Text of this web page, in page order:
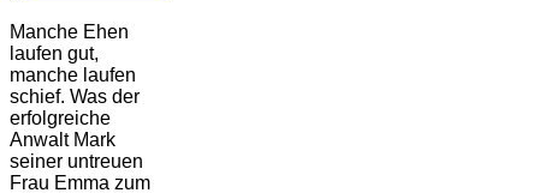
Manche Ehen
laufen gut,
manche laufen
schief. Was der
erfolgreiche
Anwalt Mark
seiner untreuen
Frau Emma zum